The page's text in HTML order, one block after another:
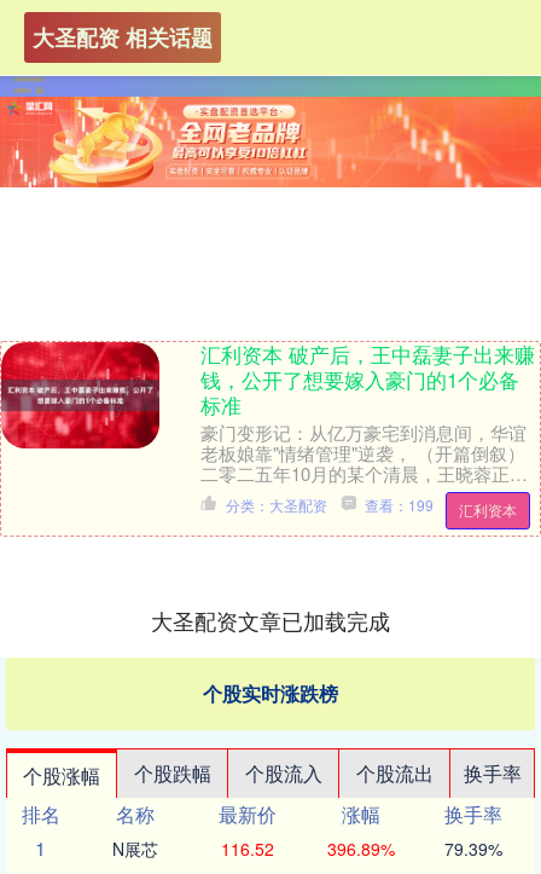
大圣配资 相关话题
汇利资本 破产后，王中磊妻子出来赚
钱，公开了想要嫁入豪门的1个必备
标准
豪门变形记：从亿万豪宅到消息间，华谊
老板娘靠"情绪管理"逆袭， （开篇倒叙）
二零二五年10月的某个清晨，王晓蓉正在
50平米的公寓阳台做晨间消息。她手腕上
那串檀....
汇利资本
分类：大圣配资 查看：199
大圣配资文章已加载完成
个股实时涨跌榜
个股涨幅 个股跌幅 个股流入 个股流出
换手率
排名
名称 最新价 涨幅
换手率
1
N展芯 116.52 396.89% 79.39%